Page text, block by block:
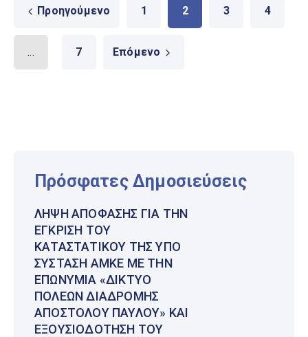
Προηγούμενο 1 2 3 4
... 7 Επόμενο
Πρόσφατες Δημοσιεύσεις
ΛΉΨΗ ΑΠΌΦΑΣΗΣ ΓΙΑ ΤΗΝ
ΈΓΚΡΙΣΗ ΤΟΥ
ΚΑΤΑΣΤΑΤΙΚΟΎ ΤΗΣ ΥΠΌ
ΣΎΣΤΑΣΗ ΑΜΚΕ ΜΕ ΤΗΝ
ΕΠΩΝΥΜΊΑ «ΔΊΚΤΥΟ
ΠΌΛΕΩΝ ΔΙΑΔΡΟΜΉΣ
ΑΠΟΣΤΌΛΟΥ ΠΑΎΛΟΥ» ΚΑΙ
ΕΞΟΥΣΙΟΔΌΤΗΣΗ ΤΟΥ